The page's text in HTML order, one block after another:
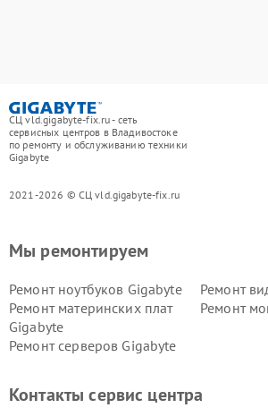
СЦ vld.gigabyte-fix.ru - сеть
сервисных центров в Владивостоке
по ремонту и обслуживанию техники
Gigabyte
2021-2026 © СЦ vld.gigabyte-fix.ru
Мы ремонтируем
Ремонт ноутбуков Gigabyte
Ремонт
Ремонт материнских плат
Gigabyte
Ремонт
Ремонт серверов Gigabyte
Контакты сервис центра